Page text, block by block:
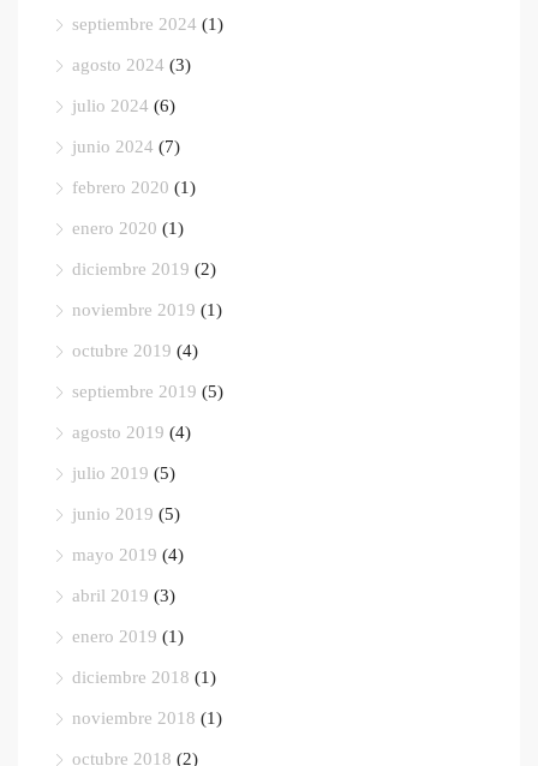
septiembre 2024 (1)
agosto 2024 (3)
julio 2024 (6)
junio 2024 (7)
febrero 2020 (1)
enero 2020 (1)
diciembre 2019 (2)
noviembre 2019 (1)
octubre 2019 (4)
septiembre 2019 (5)
agosto 2019 (4)
julio 2019 (5)
junio 2019 (5)
mayo 2019 (4)
abril 2019 (3)
enero 2019 (1)
diciembre 2018 (1)
noviembre 2018 (1)
octubre 2018 (2)